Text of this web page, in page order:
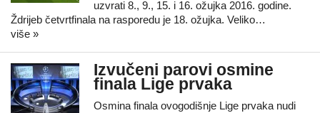
uzvrati 8., 9., 15. i 16. ožujka 2016. godine.
Ždrijeb četvrtfinala na rasporedu je 18. ožujka. Veliko…
više »
Izvučeni parovi osmine
finala Lige prvaka
Osmina finala ovogodišnje Lige prvaka nudi